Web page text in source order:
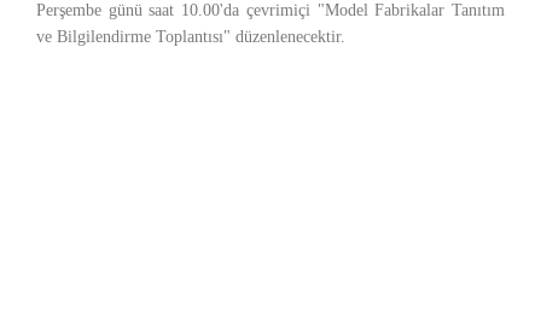
Perşembe günü saat 10.00'da çevrimiçi "Model Fabrikalar Tanıtım
ve Bilgilendirme Toplantısı" düzenlenecektir.